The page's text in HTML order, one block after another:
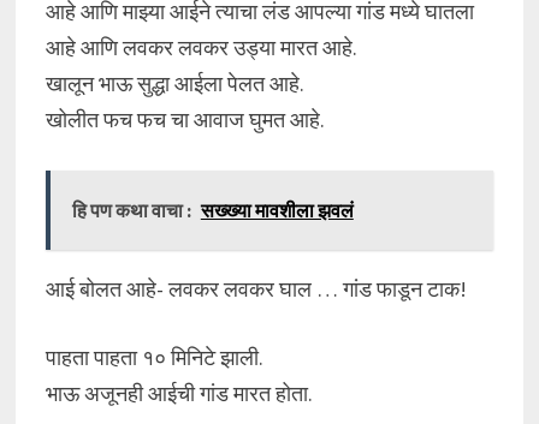
आहे आणि माझ्या आईने त्याचा लंड आपल्या गांड मध्ये घातला
आहे आणि लवकर लवकर उड्या मारत आहे.
खालून भाऊ सुद्धा आईला पेलत आहे.
खोलीत फच फच चा आवाज घुमत आहे.
हि पण कथा वाचा : सख्ख्या मावशीला झवलं
आई बोलत आहे- लवकर लवकर घाल … गांड फाडून टाक!
पाहता पाहता १० मिनिटे झाली.
भाऊ अजूनही आईची गांड मारत होता.